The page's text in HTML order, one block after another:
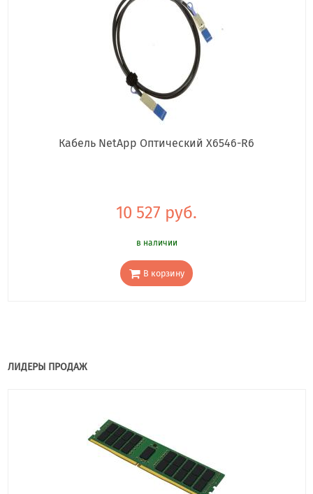
Кабель NetApp Оптический X6546-R6
10 527 руб.
в наличии
В корзину
ЛИДЕРЫ ПРОДАЖ